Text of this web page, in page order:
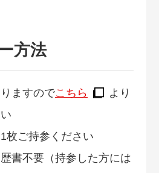
方法
ますのでこちら
より
枚ご持参ください
書不要（持参した方には